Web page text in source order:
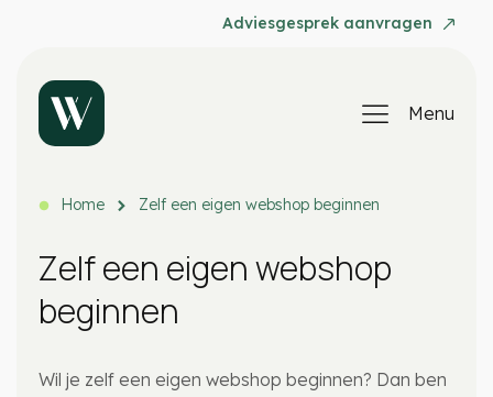
Adviesgesprek aanvragen
Menu
Home Zelf een eigen webshop beginnen
Zelf een eigen webshop
beginnen
Wil je zelf een eigen webshop beginnen? Dan ben